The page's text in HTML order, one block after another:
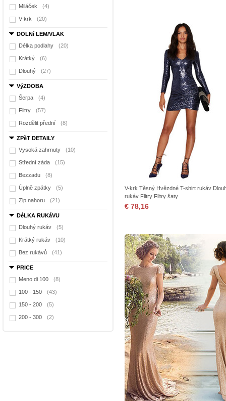
Miláček (4)
V-krk (20)
DOLNí LEM/VLAK
Délka podlahy
(20)
Krátký (6)
Dlouhý (27)
VýZDOBA
Šerpa
(4)
Flitry (57)
Rozdělit přední (8)
ZPěT DETAILY
Vysoká zahrnuty
(10)
Střední záda (15)
Bezzadu (8)
Úplně zpátky (5)
Zip nahoru (21)
DéLKA RUKáVU
Dlouhý rukáv
(5)
Krátký rukáv (10)
Bez rukávů (41)
PRICE
Meno di 100
(8)
100 - 150 (43)
150 - 200 (5)
200 - 300 (2)
V-krk Těsný Hvězdné T-shirt rukáv
rukáv Flitry Flitry šaty
€ 78,16